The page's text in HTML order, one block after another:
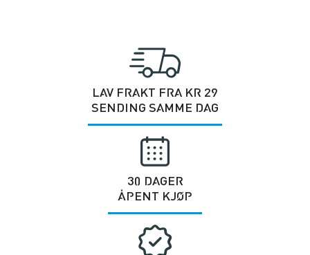
LAV FRAKT FRA KR 29
SENDING SAMME DAG
30 DAGER
ÅPENT KJØP